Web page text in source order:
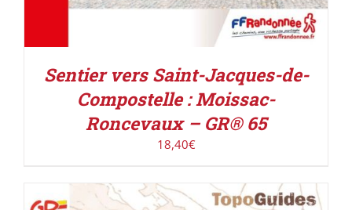
Sentier vers Saint-Jacques-de-
Compostelle : Moissac-
Roncevaux – GR® 65
18,40€